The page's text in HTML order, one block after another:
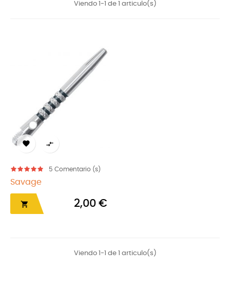
Viendo 1-1 de 1 articulo(s)
 
5 Comentario (s)
Savage
 2,00 €
Viendo 1-1 de 1 articulo(s)